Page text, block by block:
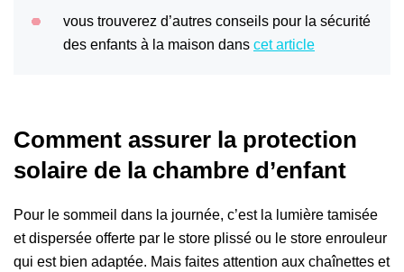
vous trouverez d’autres conseils pour la sécurité
des enfants à la maison dans cet article
Comment assurer la protection
solaire de la chambre d’enfant
Pour le sommeil dans la journée, c’est la lumière tamisée
et dispersée offerte par le store plissé ou le store enrouleur
qui est bien adaptée. Mais faites attention aux chaînettes et